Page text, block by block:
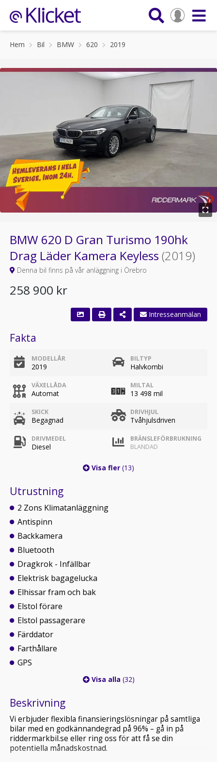
Hem Bil BMW 620 2019
BMW 620 D Gran Turismo 190hk
Drag Läder Kamera Keyless (2019)
Denna bil finns på vår anläggning i Örebro
258 900 kr
Fakta
MODELLÅR
2019
BILTYP
Halvkombi
VÄXELLÅDA
Automat
MILTAL
13 498 mil
SKICK
Begagnad
DRIVHJUL
Tvåhjulsdriven
DRIVMEDEL
Diesel
BRÄNSLEFÖRBRUKNING
BLANDAD
Visa fler (13)
Utrustning
2 Zons Klimatanläggning
Antispinn
Backkamera
Bluetooth
Dragkrok - Infällbar
Elektrisk bagagelucka
Elhissar fram och bak
Elstol förare
Elstol passagerare
Färddator
Farthållare
GPS
Visa alla (32)
Beskrivning
Vi erbjuder flexibla finansieringslösningar på samtliga
bilar med en godkännandegrad på 96% – gå in på
riddermarkbil.se eller ring oss för att få se din
potentiella månadskostnad.